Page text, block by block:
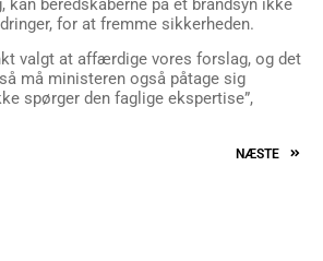
kan beredskaberne på et brandsyn ikke
for at fremme sikkerheden.
valgt at affærdige vores forslag, og det
må ministeren også påtage sig
spørger den faglige ekspertise”,
NÆSTE